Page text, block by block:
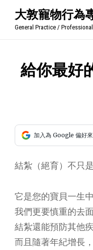
大敦寵物行為
General Practice /
給你最好
加入為 Google 偏好
結紮（絕育）不只
它是您的寶貝一生
我們更要慎重的去
結紮還能預防其他
而且隨著年紀增長
文
覽